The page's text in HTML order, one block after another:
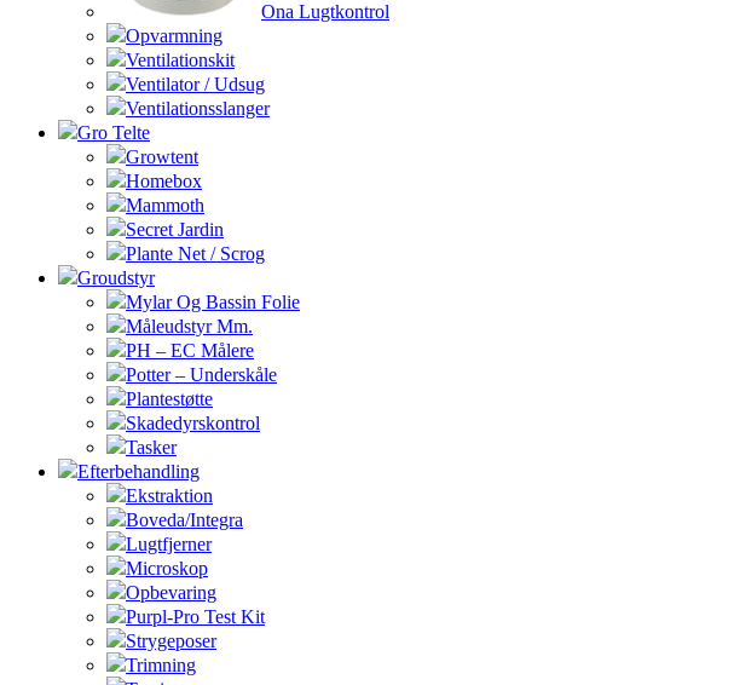
Ona Lugtkontrol
Opvarmning
Ventilationskit
Ventilator / Udsug
Ventilationsslanger
Gro Telte
Growtent
Homebox
Mammoth
Secret Jardin
Plante Net / Scrog
Groudstyr
Mylar Og Bassin Folie
Måleudstyr Mm.
PH – EC Målere
Potter – Underskåle
Plantestøtte
Skadedyrskontrol
Tasker
Efterbehandling
Ekstraktion
Boveda/Integra
Lugtfjerner
Microskop
Opbevaring
Purpl-Pro Test Kit
Strygeposer
Trimning